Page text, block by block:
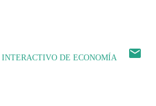
INTERACTIVO DE ECONOMÍA